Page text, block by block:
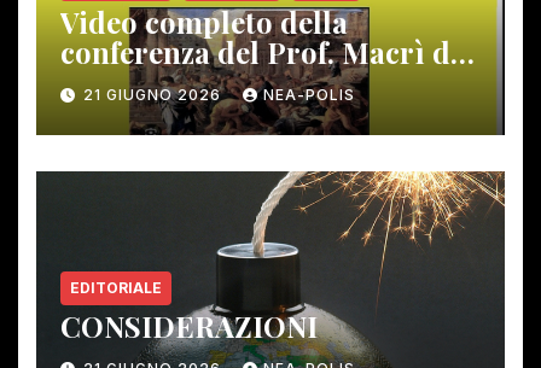
Video completo della
conferenza del Prof. Macrì del
12 giugno scorso
21 GIUGNO 2026 NEA-POLIS
EDITORIALE
CONSIDERAZIONI